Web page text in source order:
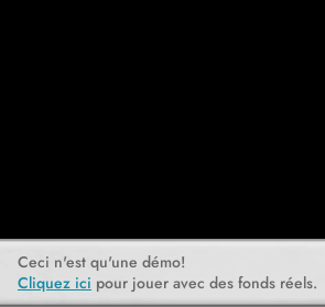
Ceci n'est qu'une démo!
Cliquez ici pour jouer avec des fonds réels.